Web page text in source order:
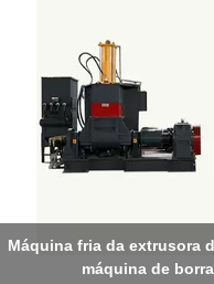
O Pin datilografa a
extrusora para os